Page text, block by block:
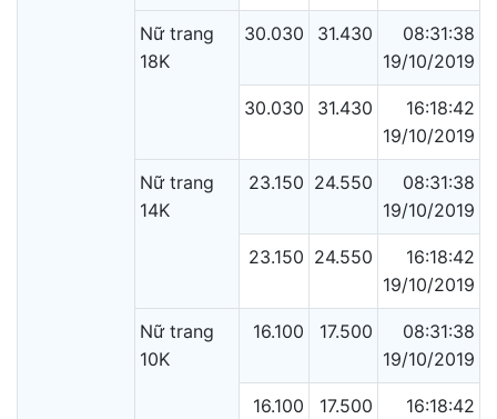
Nữ trang
18K
30.030 31.430
08:31:38
19/10/2019
30.030 31.430
16:18:42
19/10/2019
Nữ trang
14K
23.150 24.550
08:31:38
19/10/2019
23.150 24.550
16:18:42
19/10/2019
Nữ trang
10K
16.100 17.500
08:31:38
19/10/2019
16.100 17.500
16:18:42